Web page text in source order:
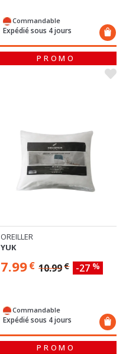
Commandable
Expédié sous 4 jours
PROMO
OREILLER
YUK
7.99€ 10.99€ -27 %
Commandable
Expédié sous 4 jours
PROMO